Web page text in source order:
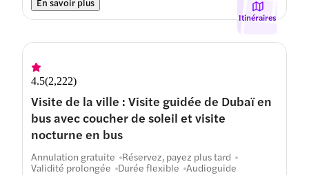
Itinéraires
4.5(2,222)
Visite de la ville : Visite guidée de Dubaï en
bus avec coucher de soleil et visite
nocturne en bus
Annulation gratuite Réservez, payez plus tard
Validité prolongée Durée flexible Audioguide